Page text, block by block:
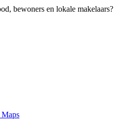
bewoners en lokale makelaars?